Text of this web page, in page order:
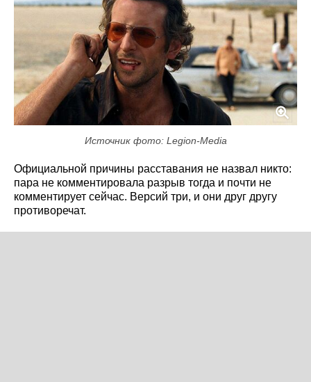
Источник фото: Legion-Media
Официальной причины расставания не назвал никто:
пара не комментировала разрыв тогда и почти не
комментирует сейчас. Версий три, и они друг другу
противоречат.